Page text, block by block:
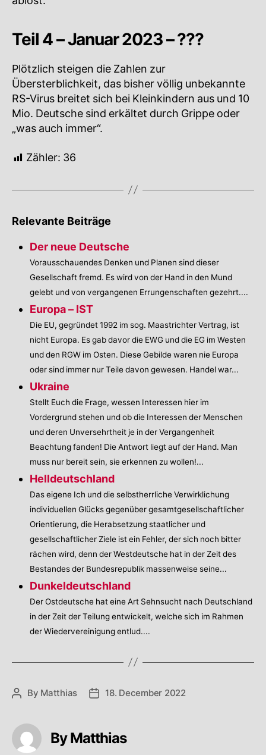
Teil 4 – Januar 2023 – ???
Plötzlich steigen die Zahlen zur
Übersterblichkeit, das bisher völlig unbekannte
RS-Virus breitet sich bei Kleinkindern aus und 10
Mio. Deutsche sind erkältet durch Grippe oder
„was auch immer“.
Zähler: 36
Relevante Beiträge
Der neue Deutsche
Vorausschauendes Denken und Planen sind dieser
Gesellschaft fremd. Es wird von der Hand in den Mund
gelebt und von vergangenen Errungenschaften gezehrt....
Europa – IST
Die EU, gegründet 1992 im sog. Maastrichter Vertrag, ist
nicht Europa. Es gab davor die EWG und die EG im Westen
und den RGW im Osten. Diese Gebilde waren nie Europa
oder sind immer nur Teile davon gewesen. Handel war...
Ukraine
Stellt Euch die Frage, wessen Interessen hier im
Vordergrund stehen und ob die Interessen der Menschen
und deren Unversehrtheit je in der Vergangenheit
Beachtung fanden! Die Antwort liegt auf der Hand. Man
muss nur bereit sein, sie erkennen zu wollen!...
Helldeutschland
Das eigene Ich und die selbstherrliche Verwirklichung
individuellen Glücks gegenüber gesamtgesellschaftlicher
Orientierung, die Herabsetzung staatlicher und
gesellschaftlicher Ziele ist ein Fehler, der sich noch bitter
rächen wird, denn der Westdeutsche hat in der Zeit des
Bestandes der Bundesrepublik massenweise seine...
Dunkeldeutschland
Der Ostdeutsche hat eine Art Sehnsucht nach Deutschland
in der Zeit der Teilung entwickelt, welche sich im Rahmen
der Wiedervereinigung entlud....
PostBy Matthias
Post18. December 2022
By Matthias